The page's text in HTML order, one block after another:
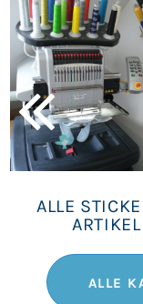
ALLE
ARTIKEL
ALLE